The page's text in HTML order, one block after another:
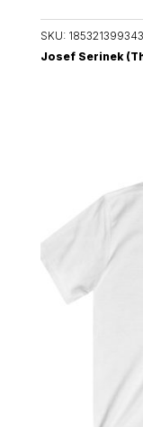
Partisan)
dětské
SKU:
Josef Serinek